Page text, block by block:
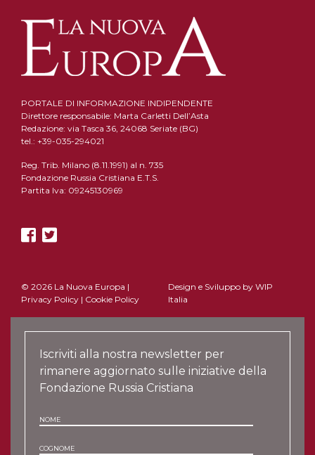
PORTALE DI INFORMAZIONE INDIPENDENTE
Direttore responsabile: Marta Carletti Dell’Asta
Redazione: via Tasca 36, 24068 Seriate (BG)
tel.: +39-035-294021
Reg. Trib. Milano (8.11.1991) al n. 735
Fondazione Russia Cristiana E.T.S.
Partita Iva: 09245130969
© 2026 La Nuova Europa |
Privacy Policy | Cookie Policy
Design e Sviluppo by WIP
Italia
Iscriviti alla nostra newsletter per
rimanere aggiornato sulle iniziative della
Fondazione Russia Cristiana
NOME
COGNOME